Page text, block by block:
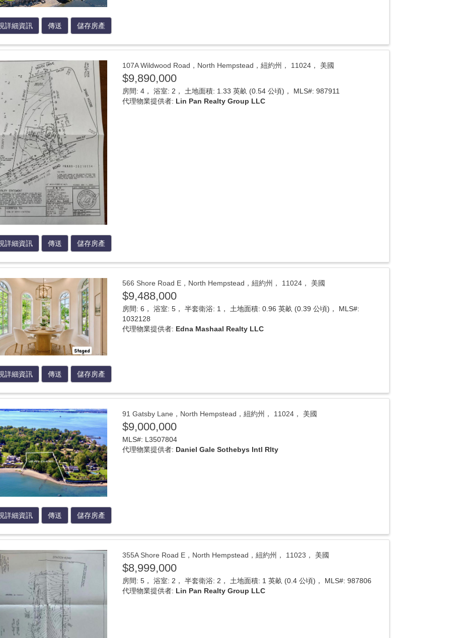
詳細資訊 傳送 儲存房產
107A Wildwood Road，North Hempstead，紐約州， 11024， 美國
$9,890,000
房間: 4， 浴室: 2， 土地面積: 1.33 英畝 (0.54 公頃)， MLS#: 987911
代理物業提供者: Lin Pan Realty Group LLC
詳細資訊 傳送 儲存房產
566 Shore Road E，North Hempstead，紐約州， 11024， 美國
$9,488,000
房間: 6， 浴室: 5， 半套衛浴: 1， 土地面積: 0.96 英畝 (0.39 公頃)， MLS#:
1032128
代理物業提供者: Edna Mashaal Realty LLC
詳細資訊 傳送 儲存房產
91 Gatsby Lane，North Hempstead，紐約州， 11024， 美國
$9,000,000
MLS#: L3507804
代理物業提供者: Daniel Gale Sothebys Intl Rlty
詳細資訊 傳送 儲存房產
355A Shore Road E，North Hempstead，紐約州， 11023， 美國
$8,999,000
房間: 5， 浴室: 2， 半套衛浴: 2， 土地面積: 1 英畝 (0.4 公頃)， MLS#: 987806
代理物業提供者: Lin Pan Realty Group LLC